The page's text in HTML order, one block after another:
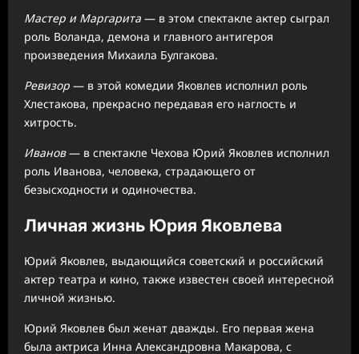
Мастер и Маргарита — в этом спектакле актер сыграл
роль Воланда, демона и главного антигероя
произведения Михаила Булгакова.
Ревизор — в этой комедии Яковлев исполнил роль
Хлестакова, прекрасно передавая его наглость и
хитрость.
Иванов— в спектакле Чехова Юрий Яковлев исполнил
роль Иванова, человека, страдающего от
безысходности и одиночества.
Личная жизнь Юрия Яковлева
Юрий Яковлев, выдающийся советский и российский
актер театра и кино, также известен своей интересной
личной жизнью.
Юрий Яковлев был женат дважды. Его первая жена
была актриса Инна Александровна Макарова, с